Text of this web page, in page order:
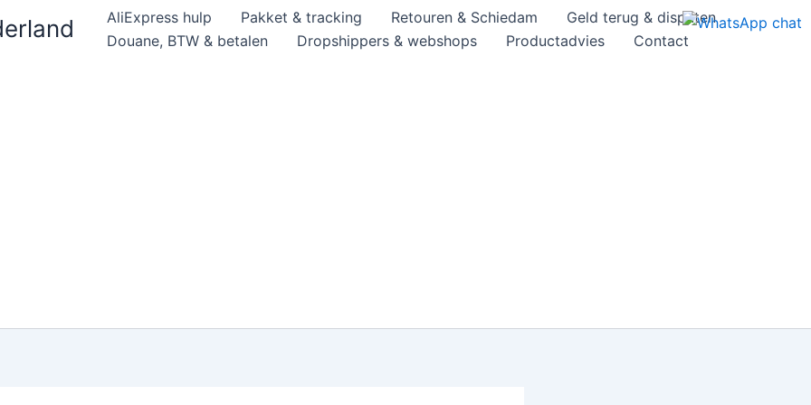
AliExpress hulp Pakket & tracking Retouren & Schiedam
Geld terug & disputen
Douane, BTW & betalen
Dropshippers & webshops Productadvies Contact